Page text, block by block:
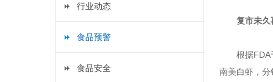
行业动态
食品预警
食品安全
复市未久
根据FDA
南美白虾，